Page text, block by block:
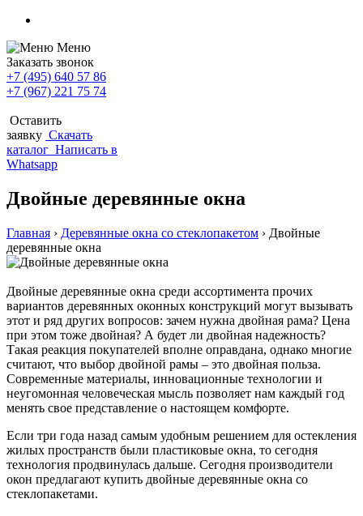
Меню
Заказать звонок
+7 (495) 640 57 86
+7 (967) 221 75 74
Оставить
заявку Скачать
каталог Написать в
Whatsapp
Двойные деревянные окна
Главная › Деревянные окна со стеклопакетом › Двойные
деревянные окна
Двойные деревянные окна среди ассортимента прочих
вариантов деревянных оконных конструкций могут вызывать
этот и ряд других вопросов: зачем нужна двойная рама? Цена
при этом тоже двойная? А будет ли двойная надежность?
Такая реакция покупателей вполне оправдана, однако многие
считают, что выбор двойной рамы – это двойная польза.
Современные материалы, инновационные технологии и
неугомонная человеческая мысль позволяет нам каждый год
менять свое представление о настоящем комфорте.
Если три года назад самым удобным решением для остекления
жилых пространств были пластиковые окна, то сегодня
технология продвинулась дальше. Сегодня производители
окон предлагают купить двойные деревянные окна со
стеклопакетами.